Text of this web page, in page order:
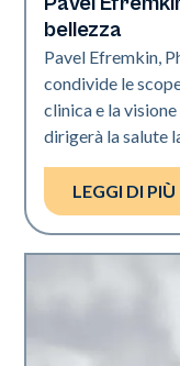
Industria
bellezza
Pavel Efremkin,
condivide le
clinica e la
dirigerà la salute
LEGGI DI PIÙ